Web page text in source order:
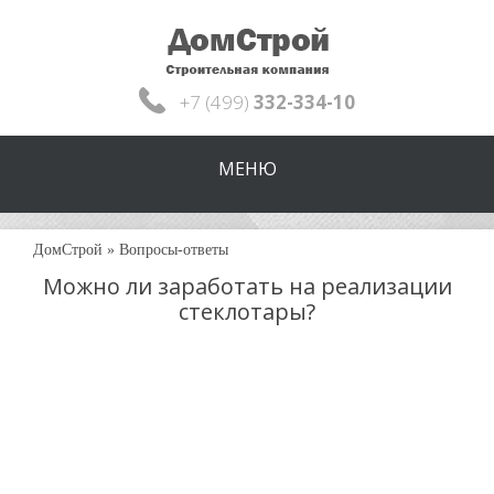
+7 (499) 332-334-10
МЕНЮ
ДомСтрой » Вопросы-ответы
Можно ли заработать на реализации
стеклотары?